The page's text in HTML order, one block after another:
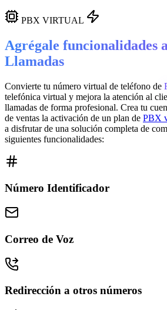
PBX VIRTUAL
Agrégale funcionalidades
Llamadas
Convierte tu número virtual de teléfono de
telefónica virtual y mejora la atención al
llamadas de forma profesional. Crea tu
de ventas la activación de un plan de PBX
a disfrutar de una solución completa de
siguientes funcionalidades:
Número Identificador
Correo de Voz
Redirección a otros números